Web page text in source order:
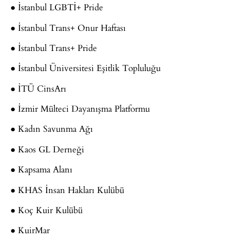
● İstanbul LGBTİ+ Pride
● İstanbul Trans+ Onur Haftası
● İstanbul Trans+ Pride
● İstanbul Üniversitesi Eşitlik Topluluğu
● İTÜ CinsArı
● İzmir Mülteci Dayanışma Platformu
● Kadın Savunma Ağı
● Kaos GL Derneği
● Kapsama Alanı
● KHAS İnsan Hakları Kulübü
● Koç Kuir Kulübü
● KuirMar